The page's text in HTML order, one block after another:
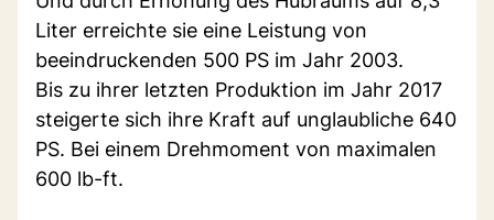
Liter erreichte sie eine Leistung von
beeindruckenden 500 PS im Jahr 2003.
Bis zu ihrer letzten Produktion im Jahr 2017
steigerte sich ihre Kraft auf unglaubliche 640
PS. Bei einem Drehmoment von maximalen
600 lb-ft.